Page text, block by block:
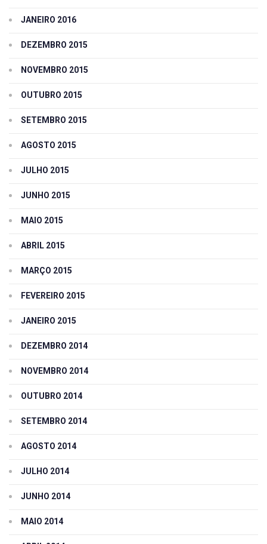
JANEIRO 2016
DEZEMBRO 2015
NOVEMBRO 2015
OUTUBRO 2015
SETEMBRO 2015
AGOSTO 2015
JULHO 2015
JUNHO 2015
MAIO 2015
ABRIL 2015
MARÇO 2015
FEVEREIRO 2015
JANEIRO 2015
DEZEMBRO 2014
NOVEMBRO 2014
OUTUBRO 2014
SETEMBRO 2014
AGOSTO 2014
JULHO 2014
JUNHO 2014
MAIO 2014